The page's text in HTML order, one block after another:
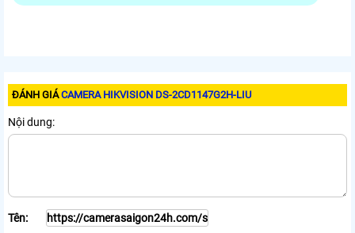
ĐÁNH GIÁCAMERA HIKVISION DS-2CD1147G2H-LIU
Nội dung:
Tên: